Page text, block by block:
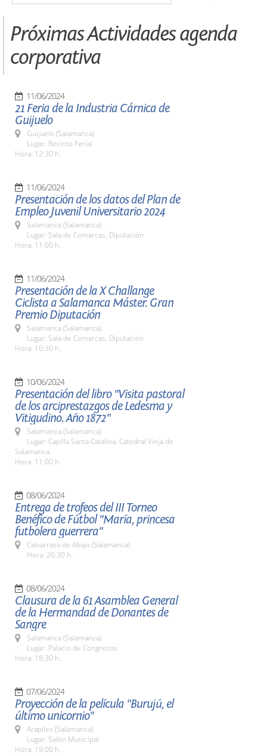
Próximas Actividades agenda
corporativa
11/06/2024
21 Feria de la Industria Cárnica de
Guijuelo
Guijuelo (Salamanca)
Lugar: Recinto Ferial
Hora: 12:30 h.
11/06/2024
Presentación de los datos del Plan de
Empleo Juvenil Universitario 2024
Salamanca (Salamanca)
Lugar: Sala de Comarcas. Diputación
Hora: 11:00 h.
11/06/2024
Presentación de la X Challange
Ciclista a Salamanca Máster. Gran
Premio Diputación
Salamanca (Salamanca)
Lugar: Sala de Comarcas. Diputación
Hora: 10:30 h.
10/06/2024
Presentación del libro "Visita pastoral
de los arciprestazgos de Ledesma y
Vitigudino. Año 1872"
Salamanca (Salamanca)
Lugar: Capilla Santa Catalina. Catedral Vieja de
Salamanca
Hora: 11:00 h.
08/06/2024
Entrega de trofeos del III Torneo
Benéfico de Fútbol "María, princesa
futbolera guerrera"
Calvarrasa de Abajo (Salamanca)
Hora: 20:30 h.
08/06/2024
Clausura de la 61 Asamblea General
de la Hermandad de Donantes de
Sangre
Salamanca (Salamanca)
Lugar: Palacio de Congresos
Hora: 18:30 h.
07/06/2024
Proyección de la película "Burujú, el
último unicornio"
Arapiles (Salamanca)
Lugar: Salón Municipal
Hora: 19:00 h.